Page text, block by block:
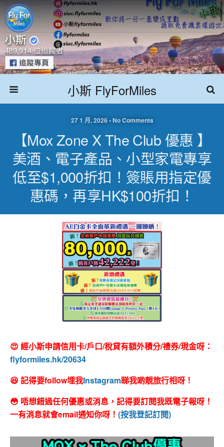
小斯 FlyForMiles
27 1 月, 2026 • No Comments
【Mox Zone X The Club 優惠 】
美酒、電子產品、小型家電專享
低至$1,000折扣！簽賬用指定優
惠碼，再享HK$100折扣！
😍 經小斯申請信用卡/戶口/稅貸有額外積分/禮券/現金呀：
flyformiles.hk/20634
😆 記得要follow埋我Instagram睇我啲靚旅行相呀！
😳 唔想錯過任何優惠或消息，記得要訂閱我既電子報呀！
一有消息就會email通知你呀！ (按我登記訂閱)